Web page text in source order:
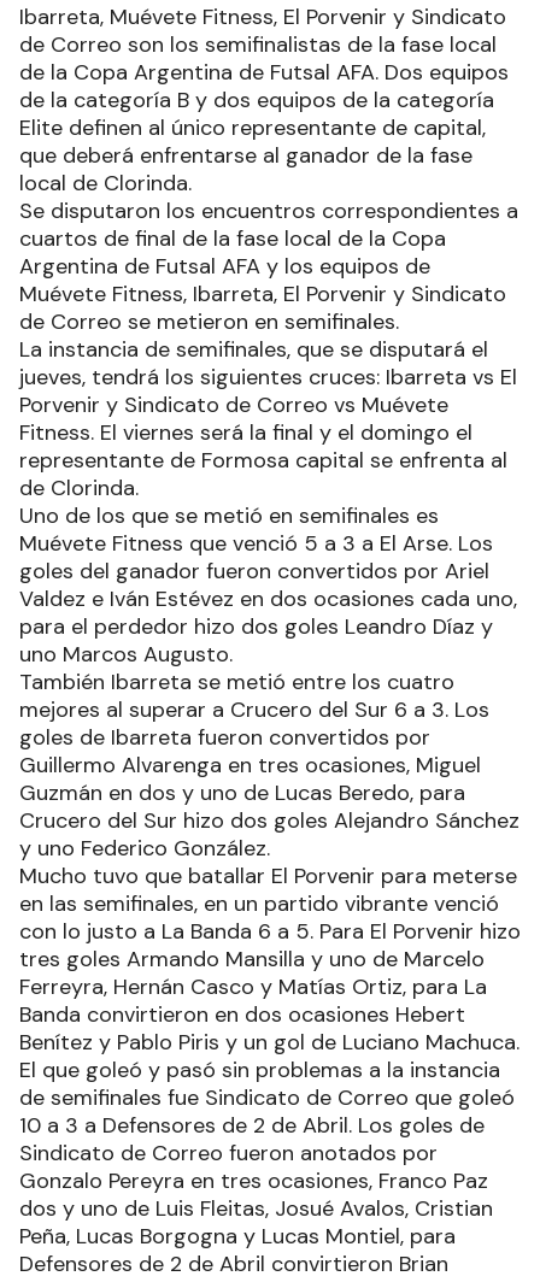
Ibarreta, Muévete Fitness, El Porvenir y Sindicato
de Correo son los semifinalistas de la fase local
de la Copa Argentina de Futsal AFA. Dos equipos
de la categoría B y dos equipos de la categoría
Elite definen al único representante de capital,
que deberá enfrentarse al ganador de la fase
local de Clorinda.
Se disputaron los encuentros correspondientes a
cuartos de final de la fase local de la Copa
Argentina de Futsal AFA y los equipos de
Muévete Fitness, Ibarreta, El Porvenir y Sindicato
de Correo se metieron en semifinales.
La instancia de semifinales, que se disputará el
jueves, tendrá los siguientes cruces: Ibarreta vs El
Porvenir y Sindicato de Correo vs Muévete
Fitness. El viernes será la final y el domingo el
representante de Formosa capital se enfrenta al
de Clorinda.
Uno de los que se metió en semifinales es
Muévete Fitness que venció 5 a 3 a El Arse. Los
goles del ganador fueron convertidos por Ariel
Valdez e Iván Estévez en dos ocasiones cada uno,
para el perdedor hizo dos goles Leandro Díaz y
uno Marcos Augusto.
También Ibarreta se metió entre los cuatro
mejores al superar a Crucero del Sur 6 a 3. Los
goles de Ibarreta fueron convertidos por
Guillermo Alvarenga en tres ocasiones, Miguel
Guzmán en dos y uno de Lucas Beredo, para
Crucero del Sur hizo dos goles Alejandro Sánchez
y uno Federico González.
Mucho tuvo que batallar El Porvenir para meterse
en las semifinales, en un partido vibrante venció
con lo justo a La Banda 6 a 5. Para El Porvenir hizo
tres goles Armando Mansilla y uno de Marcelo
Ferreyra, Hernán Casco y Matías Ortiz, para La
Banda convirtieron en dos ocasiones Hebert
Benítez y Pablo Piris y un gol de Luciano Machuca.
El que goleó y pasó sin problemas a la instancia
de semifinales fue Sindicato de Correo que goleó
10 a 3 a Defensores de 2 de Abril. Los goles de
Sindicato de Correo fueron anotados por
Gonzalo Pereyra en tres ocasiones, Franco Paz
dos y uno de Luis Fleitas, Josué Avalos, Cristian
Peña, Lucas Borgogna y Lucas Montiel, para
Defensores de 2 de Abril convirtieron Brian